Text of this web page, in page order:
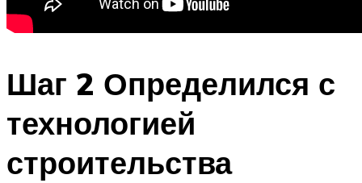
Шаг 2 Определился с
технологией
строительства